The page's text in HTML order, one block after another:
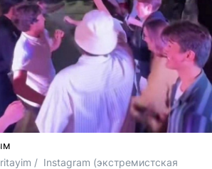
/ Instagram (экстремистская